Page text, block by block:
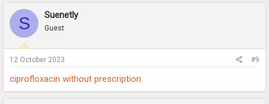
S Suenetly
Guest
12 October 2023 #9
ciprofloxacin without prescription